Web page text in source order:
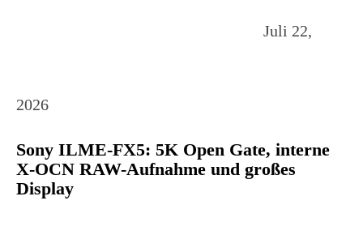
Juli 22,
2026
Sony ILME-FX5: 5K Open Gate, interne
X-OCN RAW-Aufnahme und großes
Display